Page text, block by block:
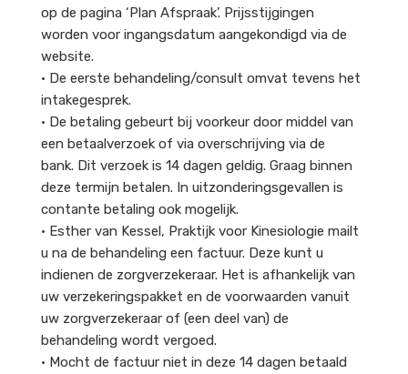
op de pagina ‘Plan Afspraak’. Prijsstijgingen
worden voor ingangsdatum aangekondigd via de
website.
• De eerste behandeling/consult omvat tevens het
intakegesprek.
• De betaling gebeurt bij voorkeur door middel van
een betaalverzoek of via overschrijving via de
bank. Dit verzoek is 14 dagen geldig. Graag binnen
deze termijn betalen. In uitzonderingsgevallen is
contante betaling ook mogelijk.
• Esther van Kessel, Praktijk voor Kinesiologie mailt
u na de behandeling een factuur. Deze kunt u
indienen de zorgverzekeraar. Het is afhankelijk van
uw verzekeringspakket en de voorwaarden vanuit
uw zorgverzekeraar of (een deel van) de
behandeling wordt vergoed.
• Mocht de factuur niet in deze 14 dagen betaald